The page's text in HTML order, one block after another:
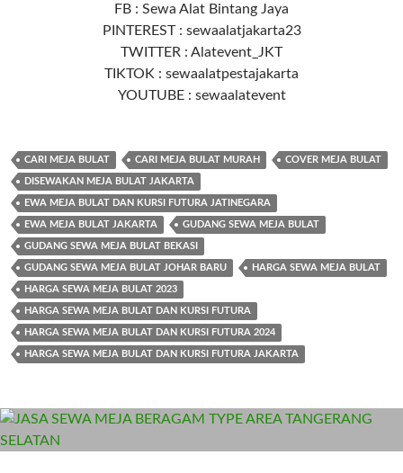
FB : Sewa Alat Bintang Jaya
PINTEREST : sewaalatjakarta23
TWITTER : Alatevent_JKT
TIKTOK : sewaalatpestajakarta
YOUTUBE : sewaalatevent
CARI MEJA BULAT CARI MEJA BULAT MURAH COVER MEJA BULAT
DISEWAKAN MEJA BULAT JAKARTA
EWA MEJA BULAT DAN KURSI FUTURA JATINEGARA
EWA MEJA BULAT JAKARTA GUDANG SEWA MEJA BULAT
GUDANG SEWA MEJA BULAT BEKASI
GUDANG SEWA MEJA BULAT JOHAR BARU HARGA SEWA MEJA BULAT
HARGA SEWA MEJA BULAT 2023
HARGA SEWA MEJA BULAT DAN KURSI FUTURA
HARGA SEWA MEJA BULAT DAN KURSI FUTURA 2024
HARGA SEWA MEJA BULAT DAN KURSI FUTURA JAKARTA